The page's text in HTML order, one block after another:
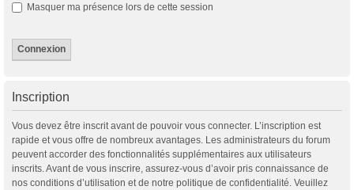
Masquer ma présence lors de cette session
Inscription
Vous devez être inscrit avant de pouvoir vous connecter. L’inscription est
rapide et vous offre de nombreux avantages. Les administrateurs du forum
peuvent accorder des fonctionnalités supplémentaires aux utilisateurs
inscrits. Avant de vous inscrire, assurez-vous d’avoir pris connaissance de
nos conditions d’utilisation et de notre politique de confidentialité. Veuillez